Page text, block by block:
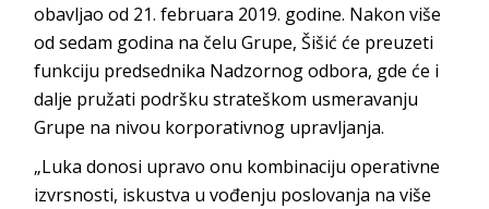
obavljao od 21. februara 2019. godine. Nakon više
od sedam godina na čelu Grupe, Šišić će preuzeti
funkciju predsednika Nadzornog odbora, gde će i
dalje pružati podršku strateškom usmeravanju
Grupe na nivou korporativnog upravljanja.
„Luka donosi upravo onu kombinaciju operativne
izvrsnosti, iskustva u vođenju poslovanja na više